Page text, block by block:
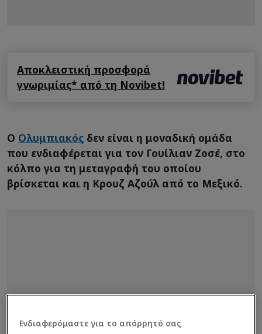
Αποκλειστική προσφορά
γνωριμίας* από τη Novibet!
Ο Ολυμπιακός δεν είναι η μοναδική ομάδα
που ενδιαφέρεται για τον Γουίλιαν Ζοσέ, στο
κόλπο για τη μεταγραφή του οποίου
βρίσκεται και η Κρουζ Αζούλ από το Μεξικό.
Ενδιαφερόμαστε για το απόρρητό σας